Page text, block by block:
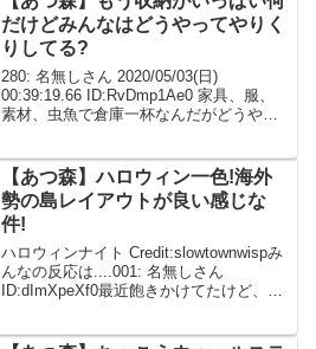
だけどみんなはどうやってやりく
りしてる?
280: 名無しさん 2020/05/03(日)
00:39:19.66 ID:RvDmp1Ae0 家具、服、
素材、虫魚で倉庫一杯なんだがどうやっ
ばから売ってるのか...
【あつ森】ハロウィン一色!海外
勢の島レイアウトが良い感じな
件!
ハロウィンナイト Credit:slowtownwispみ
んなの反応は....001: 名無しさん
ID:dImXpeXf0最近飽きかけてたけど、ハ